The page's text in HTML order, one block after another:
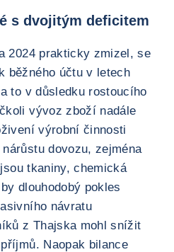
s dvojitým deficitem
2024 prakticky zmizel, se
běžného účtu v letech
to v důsledku rostoucího
vývoz zboží nadále
výrobní činnosti
dovozu, zejména
tkaniny, chemická
dlouhodobý pokles
návratu
z Thajska mohl snížit
Naopak bilance